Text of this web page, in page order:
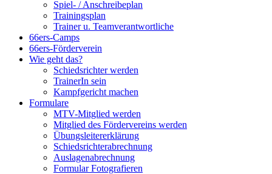
Spiel- / Anschreibeplan
Trainingsplan
Trainer u. Teamverantwortliche
66ers-Camps
66ers-Förderverein
Wie geht das?
Schiedsrichter werden
TrainerIn sein
Kampfgericht machen
Formulare
MTV-Mitglied werden
Mitglied des Fördervereins werden
Übungsleitererklärung
Schiedsrichterabrechnung
Auslagenabrechnung
Formular Fotografieren